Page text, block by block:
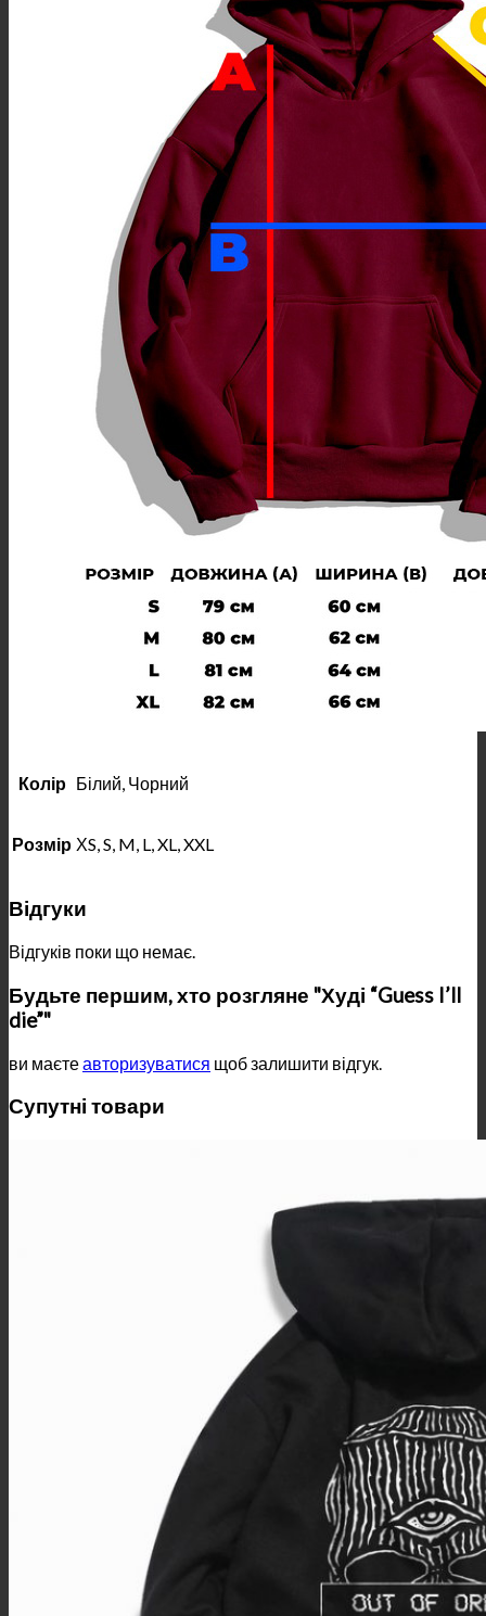
Колір Білий, Чорний
Розмір ХS, S, M, L, XL, XXL
Відгуки
Відгуків поки що немає.
Будьте першим, хто розгляне "Худі “Guess I’ll
die”"
ви маєтеавторизуватися щоб залишити відгук.
Супутні товари